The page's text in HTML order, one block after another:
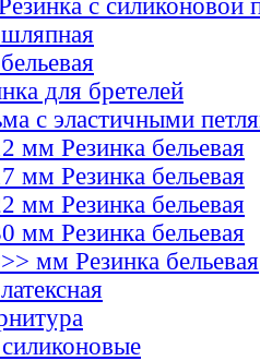
с силиконовой
для бретелей
с эластичными
мм Резинка бельевая
мм Резинка бельевая
мм Резинка бельевая
мм Резинка бельевая
мм Резинка бельевая